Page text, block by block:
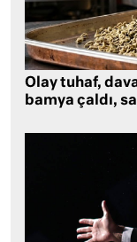
Olay tuhaf,
bamya çaldı,